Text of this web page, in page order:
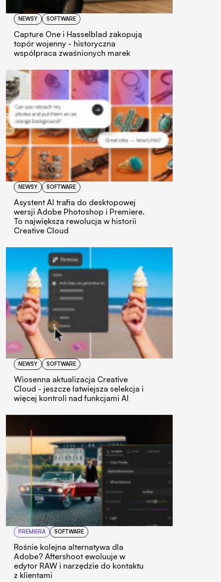
NEWSY SOFTWARE
Capture One i Hasselblad zakopują
topór wojenny - historyczna
współpraca zwaśnionych marek
NEWSY SOFTWARE
Asystent AI trafia do desktopowej
wersji Adobe Photoshop i Premiere.
To największa rewolucja w historii
Creative Cloud
NEWSY SOFTWARE
Wiosenna aktualizacja Creative
Cloud - jeszcze łatwiejsza selekcja i
więcej kontroli nad funkcjami AI
PREMIERA SOFTWARE
Rośnie kolejna alternatywa dla
Adobe? Aftershoot ewoluuje w
edytor RAW i narzędzie do kontaktu
z klientami